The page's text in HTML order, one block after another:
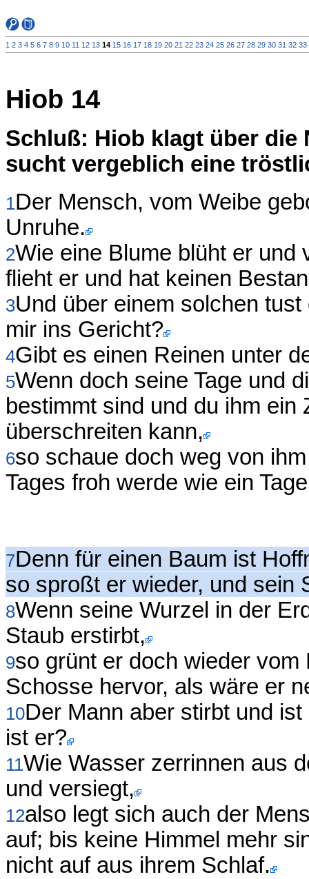
1 2 3 4 5 6 7 8 9 10 11 12 13 14 15 16 17 18 19 20 21 22 23 24 25 26 27 28 29 30 31 32 33
Hiob 14
Schluß: Hiob klagt über die
sucht vergeblich eine
1Der Mensch, vom Weibe
Unruhe.
2Wie eine Blume blüht er und
flieht er und hat keinen
3Und über einem solchen
mir ins Gericht?
4Gibt es einen Reinen unter
5Wenn doch seine Tage und
bestimmt sind und du ihm
überschreiten kann,
6so schaue doch weg von
Tages froh werde wie ein
7Denn für einen Baum ist
so sproßt er wieder, und sein
8Wenn seine Wurzel in der
Staub erstirbt,
9so grünt er doch wieder
Schosse hervor, als wäre er
10Der Mann aber stirbt und
ist er?
11Wie Wasser zerrinnen aus
und versiegt,
12also legt sich auch der
auf; bis keine Himmel mehr
nicht auf aus ihrem Schlaf.